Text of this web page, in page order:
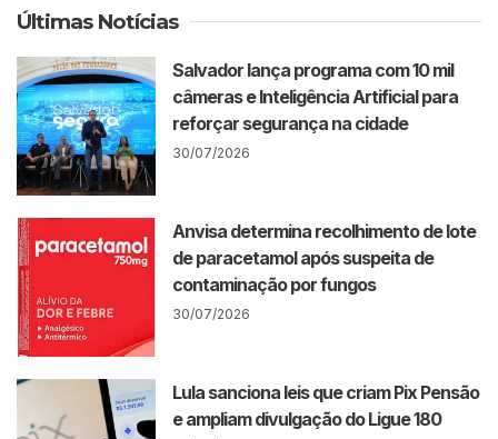
Últimas Notícias
Salvador lança programa com 10 mil
câmeras e Inteligência Artificial para
reforçar segurança na cidade
30/07/2026
Anvisa determina recolhimento de lote
de paracetamol após suspeita de
contaminação por fungos
30/07/2026
Lula sanciona leis que criam Pix Pensão
e ampliam divulgação do Ligue 180